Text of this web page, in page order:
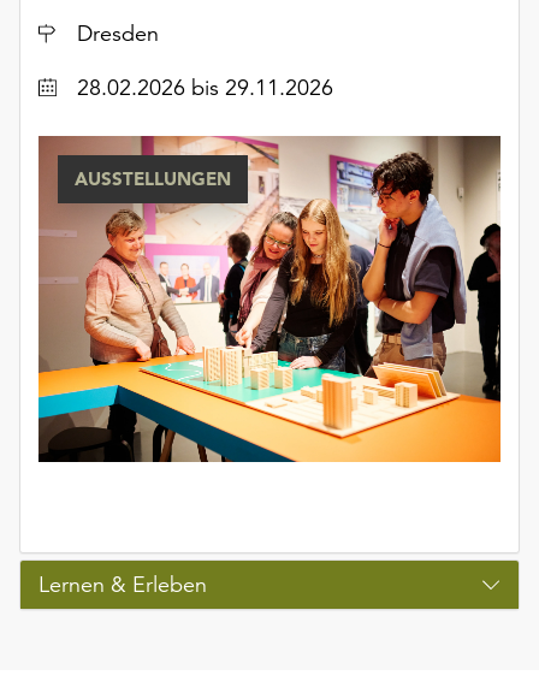
Ort
Dresden
Datum28.02.2026 bis 29.11.2026
AUSSTELLUNGEN
Lernen & Erleben